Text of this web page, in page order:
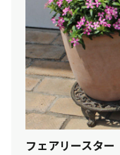
フェアリースター